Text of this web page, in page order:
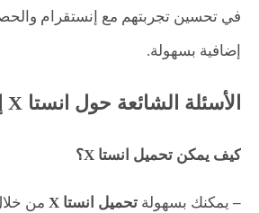
في تحسين تجربتهم مع إنستقرام
إضافية بسهولة.
الأسئلة الشائعة حول انستا X إصدار قديم
كيف يمكن تحميل انستا X؟
– يمكنك بسهولة تحميل انستا X من